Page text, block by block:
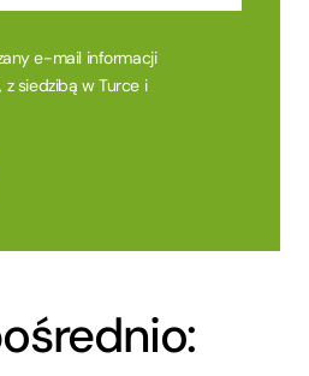
e-mail informacji
siedzibą w Turce i